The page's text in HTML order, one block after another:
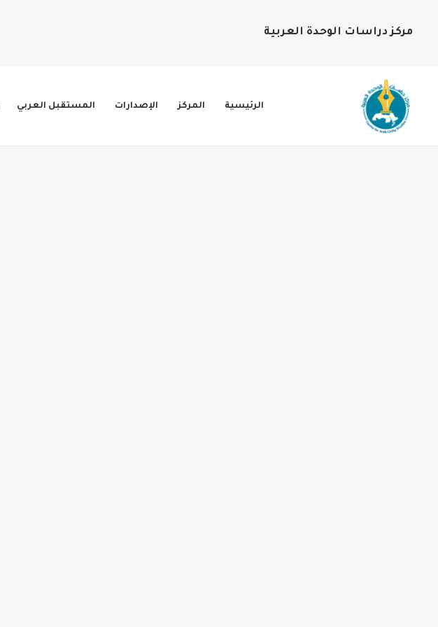
مركز دراسات الوحدة العربية
الرئيسية المركز الإصدارات المستقبل العربي